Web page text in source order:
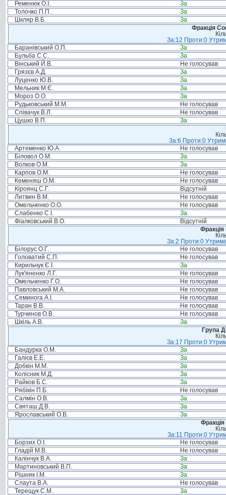
Ременюк О.І.
За
Толочко П.П.
За
Шкляр В.Б.
За
Фракція
За:12 Проти:0
Баранівський О.П.
За
Бульба С.С.
За
Вінський Й.В.
Не голосував
Грязєв А.Д.
За
Луценко Ю.В.
За
Мельник М.Є.
За
Мороз О.О.
За
Рудьковський М.М.
Не голосував
Співачук В.Л.
Не голосував
Цушко В.П.
За
За:6 Проти:0
Артеменко Ю.А.
Не голосував
Біловол О.М.
За
Волков О.М.
За
Карпов О.М.
Не голосував
Кеменяш О.М.
Не голосував
Кіроянц С.Г.
Відсутній
Литвин В.М.
Не голосував
Омельченко О.О.
Не голосував
Слабенко С.І.
За
Фіалковський В.О.
Відсутній
За:2 Проти:0
Білорус О.Г.
Не голосував
Головатий С.П.
Не голосував
Кирильчук Є.І.
За
Лук'яненко Л.Г.
Не голосував
Омельченко Г.О.
Не голосував
Павловський М.А.
Не голосував
Семинога А.І.
Не голосував
Таран В.В.
Не голосував
Турчинов О.В.
Не голосував
Шкіль А.В.
За
Група
За:17 Проти:0
Бандурка О.М.
За
Галієв Е.Е.
За
Добкін М.М.
За
Колісник М.Д.
За
Райков Б.С.
За
Рябікін П.Б.
Не голосував
Салмін О.В.
За
Святаш Д.В.
За
Ярославський О.В.
За
Фракція
За:11 Проти:0
Борзих О.І.
Не голосував
Гладій М.В.
Не голосував
Калінчук В.А.
За
Мартиновський В.П.
За
Рішняк І.М.
За
Слаута В.А.
Не голосував
Терещук С.М.
За